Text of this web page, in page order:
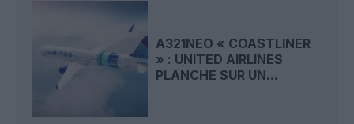
A321NEO « COASTLINER
» : UNITED AIRLINES
PLANCHE SUR UN...